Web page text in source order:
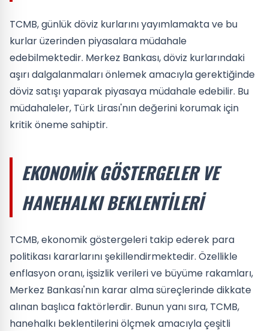
TCMB, günlük döviz kurlarını yayımlamakta ve bu
kurlar üzerinden piyasalara müdahale
edebilmektedir. Merkez Bankası, döviz kurlarındaki
aşırı dalgalanmaları önlemek amacıyla gerektiğinde
döviz satışı yaparak piyasaya müdahale edebilir. Bu
müdahaleler, Türk Lirası'nın değerini korumak için
kritik öneme sahiptir.
EKONOMIK GÖSTERGELER VE
HANEHALKI BEKLENTILERI
TCMB, ekonomik göstergeleri takip ederek para
politikası kararlarını şekillendirmektedir. Özellikle
enflasyon oranı, işsizlik verileri ve büyüme rakamları,
Merkez Bankası'nın karar alma süreçlerinde dikkate
alınan başlıca faktörlerdir. Bunun yanı sıra, TCMB,
hanehalkı beklentilerini ölçmek amacıyla çeşitli